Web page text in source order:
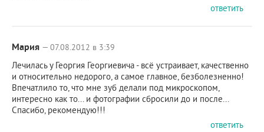
ответить
Мария — 07.08.2012 в 3:39
Лечилась у Георгия Георгиевича - всё устраивает, качественно
и относительно недорого, а самое главное, безболезненно!
Впечатлило то, что мне зуб делали под микроскопом,
интересно как то... и фотографии сбросили до и после...
Спасибо, рекомендую!!!
ответить